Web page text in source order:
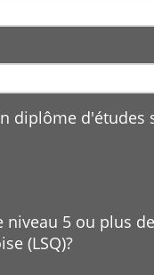
diplôme d'études
niveau 5 ou plus
(LSQ)?